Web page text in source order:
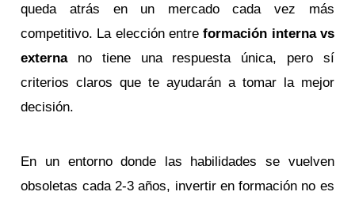
queda atrás en un mercado cada vez más
competitivo. La elección entreformación interna vs
externano tiene una respuesta única, pero sí
criterios claros que te ayudarán a tomar la mejor
decisión.
En un entorno donde las habilidades se vuelven
obsoletas cada 2-3 años, invertir en formación no es